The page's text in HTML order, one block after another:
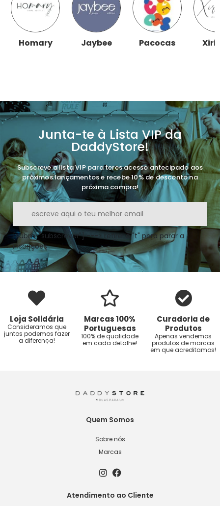
Homary Jaybee Pacocas
Junta-te à Lista VIP da
DaddyStore!
Subscreve a lista VIP para teres acesso antecipado aos
próximos lançamentos e recebe 10% de desconto na
próxima compra!
[submi "subscrever"] ---> retirei o "t" para parar a
inscrições
Loja Solidária
Consideramos que
juntos podemos fazer
a diferença!
Marcas 100%
Portuguesas
100% de qualidade
em cada detalhe!
Curadoria de
Produtos
Apenas vendemos
produtos de marcas
em que acreditamos!
Quem Somos
Sobre nós
Marcas
Atendimento ao Cliente